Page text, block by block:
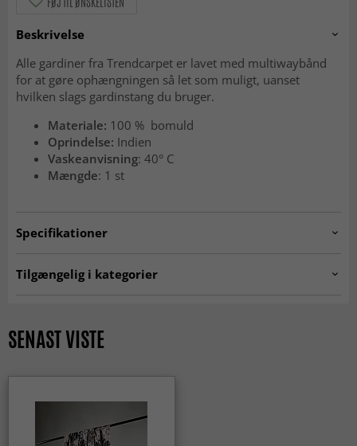
Beskrivelse
Alle gardiner fra Trendcarpet er lavet med multiwaybånd
for at gøre ophængningen så let som muligt, uanset
hvilken slags gardinstang du bruger.
Materiale: 100 % bomuld
Oprindelse: Indien
Vaskeanvisning: 40° C
Mængde: 1 st
Specifikationer
Tilgængelig i kategorier
SENAST VISTE